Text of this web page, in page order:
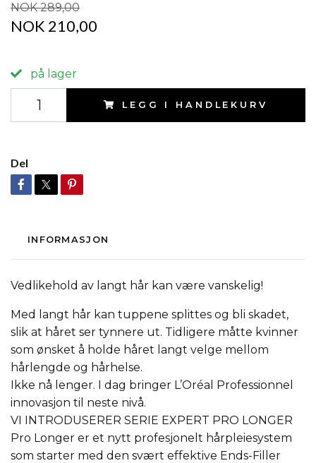
NOK 289,00
NOK 210,00
på lager
LEGG I HANDLEKURV
Del
INFORMASJON
Vedlikehold av langt hår kan være vanskelig!
Med langt hår kan tuppene splittes og bli skadet,
slik at håret ser tynnere ut. Tidligere måtte kvinner
som ønsket å holde håret langt velge mellom
hårlengde og hårhelse.
Ikke nå lenger. I dag bringer L’Oréal Professionnel
innovasjon til neste nivå.
VI INTRODUSERER SERIE EXPERT PRO LONGER
Pro Longer er et nytt profesjonelt hårpleiesystem
som starter med den svært effektive Ends-Filler